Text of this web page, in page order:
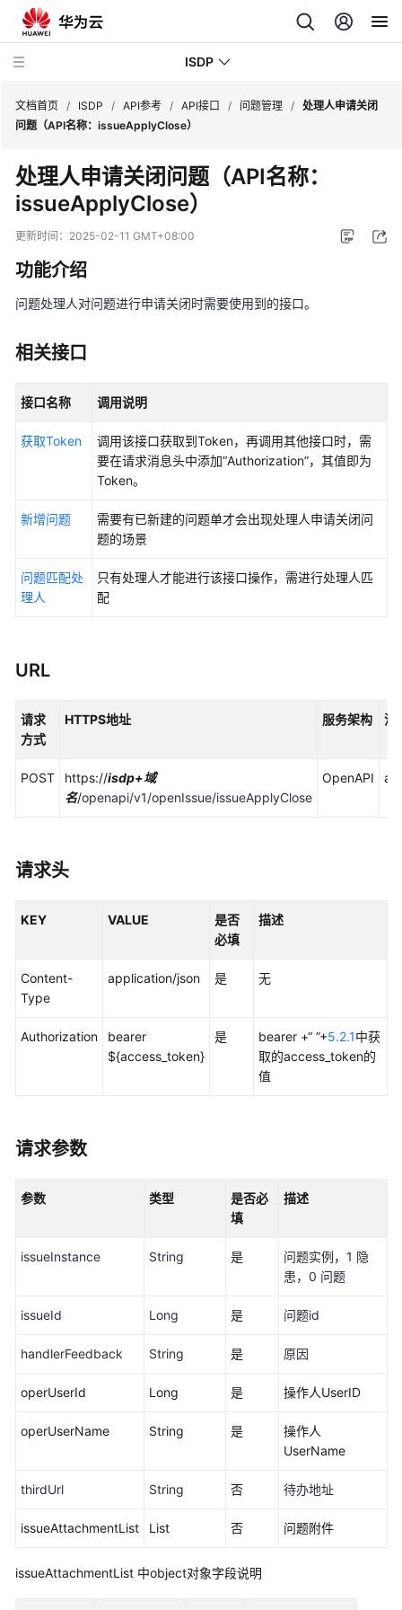
ISDP
新
动
用
户
指
API
考
使
读
口
新
口
权
理
员
理
智
问
管
文档首页 / ISDP / API参考 / API接口 / 问题管理 / 处理人申请关闭
问题（API名称：issueApplyClose）
处理人申请关闭问题（API名称：
issueApplyClose）
更新时间： 2025-02-11 GMT+08:00
功能介绍
问题处理人对问题进行申请关闭时需要使用到的接口。
相关接口
接口名称 调用说明
获取Token
调用该接口获取到Token，再调用其他接口时，需
要在请求消息头中添加“Authorization”，其值即为
Token。
新增问题
需要有已新建的问题单才会出现处理人申请关闭问
题的场景
问题匹配处
理人
只有处理人才能进行该接口操作，需进行处理人匹
配
URL
请求
方式
HTTPS地址 服务架构 消
POST https://isdp+域
名/openapi/v1/openIssue/issueApplyClose
OpenAPI
请求头
KEY VALUE
是否
必填
描述
Content-
Type
application/json 是 无
Authorization
bearer
${access_token}
是 bearer +“ ”+5.2.1中获
取的access_token的
值
请求参数
参数 类型
是否必
填
描述
issueInstance String 是 问题实例， 1 隐
患，0 问题
issueId Long 是 问题id
handlerFeedback String 是 原因
operUserId Long 是 操作人UserID
operUserName String 是
操作人
UserName
thirdUrl String 否 待办地址
issueAttachmentList List 否 问题附件
issueAttachmentList 中object对象字段说明